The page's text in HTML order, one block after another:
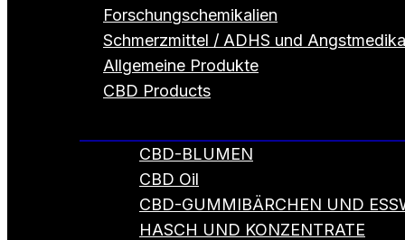
Forschungschemikalien
Schmerzmittel / ADHS und
Allgemeine Produkte
CBD Products
CBD-BLUMEN
CBD Oil
CBD-GUMMIBÄRCHEN UND
HASCH UND KONZENTRATE